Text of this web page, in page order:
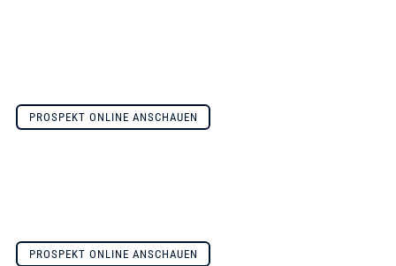
PROSPEKT ONLINE ANSCHAUEN
PROSPEKT ONLINE ANSCHAUEN